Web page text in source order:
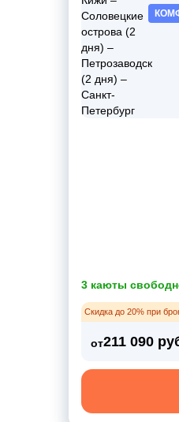
3 каюты
Скидка до 20% при
от211 090